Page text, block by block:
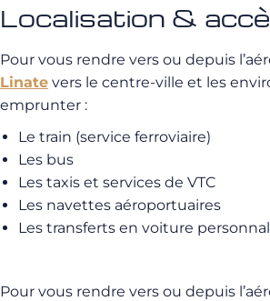
Localisation &
Pour vous rendre vers ou depuis
Linate vers le centre-ville et les
emprunter :
Le train (service ferroviaire)
Les bus
Les taxis et services de VTC
Les navettes aéroportuaires
Les transferts en voiture
Pour vous rendre vers ou depuis